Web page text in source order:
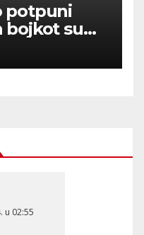
potpuni
bojkot su